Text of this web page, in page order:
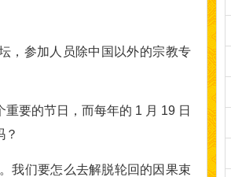
，参加人员除中国以外的宗教专
要的节日，而每年的 1 月 19 日
？
我们要怎么去解脱轮回的因果束